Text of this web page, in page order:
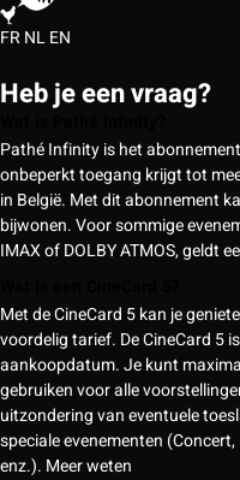
FRNLEN
Heb je een vraag?
Pathé Infinity is het
onbeperkt toegang krijgt tot
in België. Met dit abonnement
bijwonen. Voor sommige
IMAX of DOLBY ATMOS, geldt
Met de CineCard 5 kan je
voordelig tarief. De CineCard 5
aankoopdatum. Je kunt
gebruiken voor alle
uitzondering van eventuele
speciale evenementen
enz.). Meer weten